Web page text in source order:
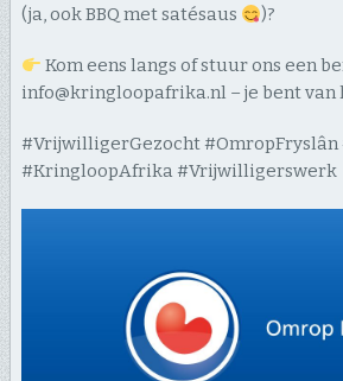
(ja, ook BBQ met satésaus
)?
Kom eens langs of stuur ons een
info@kringloopafrika.nl – je bent van
#VrijwilligerGezocht
#KringloopAfrika #Vrijwilligerswerk